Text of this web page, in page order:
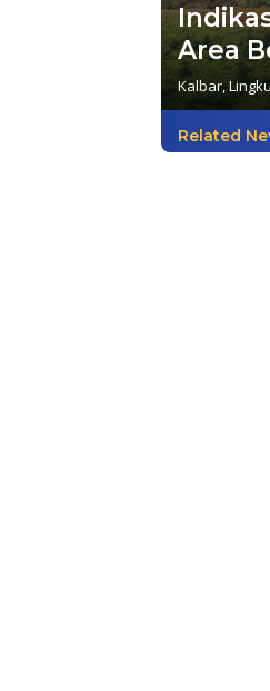
Area
Kalbar,
Related